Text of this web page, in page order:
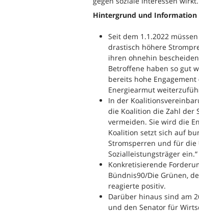
Hintergrund und Information
Seit dem 1.1.2022
drastisch höhere
ihren ohnehin
Betroffene haben so gut
bereits hohe
Energiearmut
In der
die Koalition die Zahl der
vermeiden. Sie wird die
Koalition setzt sich auf
Stromsperren und für die
Sozialleistungsträger ein.“
Konkretisierende
Bündnis90/Die Grünen,
reagierte positiv.
Darüber hinaus sind am
und den Senator für